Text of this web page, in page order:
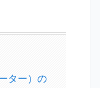
ター）の